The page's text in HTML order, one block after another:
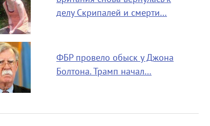
делу Скрипалей и смерти…
ФБР провело обыск у Джона
Болтона. Трамп начал…